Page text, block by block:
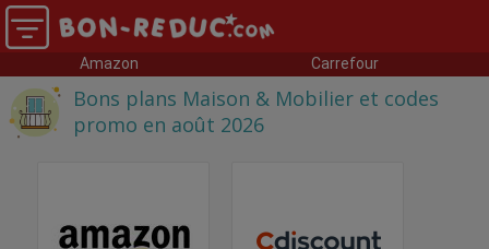
Amazon Carrefour
Bons plans Maison & Mobilier et codes
promo en août 2026